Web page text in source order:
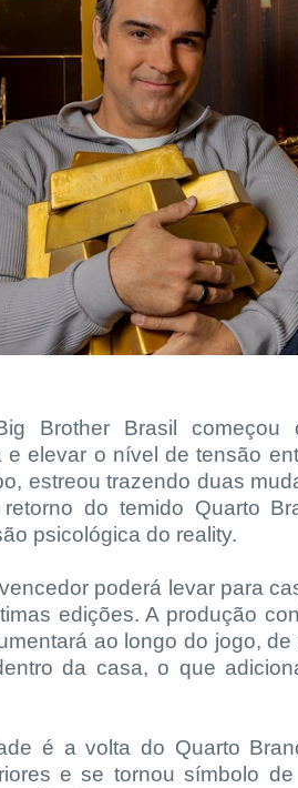
Brother Brasil começou
e elevar o nível de tensão
estreou trazendo duas
do temido Quarto
psicológica do reality.
poderá levar para
edições. A produção
ao longo do jogo,
da casa, o que
é a volta do Quarto
e se tornou símbolo